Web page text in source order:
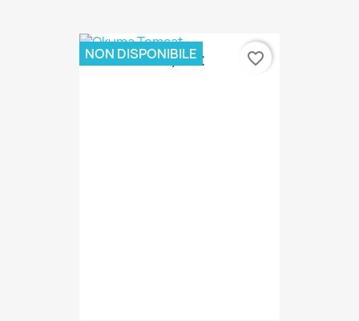
42,00 €
NON DISPONIBILE favorite_border